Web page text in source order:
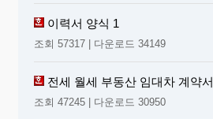
이력서 양식 1
조회 57317 | 다운로드 34149
전세 월세 부동산 임대차 계약서
조회 47245 | 다운로드 30950